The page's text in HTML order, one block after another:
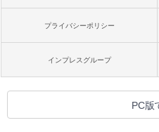
プライバシーポリシー
インプレスグループ
PC版